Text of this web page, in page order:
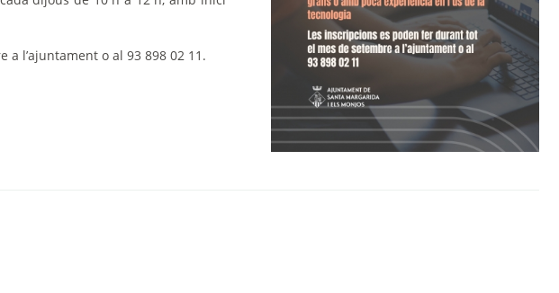
a l’ajuntament o al 93 898 02 11 .